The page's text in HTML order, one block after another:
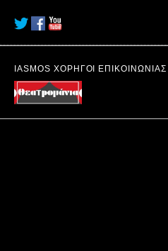
IASMOS ΧΟΡΗΓΟΙ ΕΠΙΚΟΙΝΩΝΙΑΣ